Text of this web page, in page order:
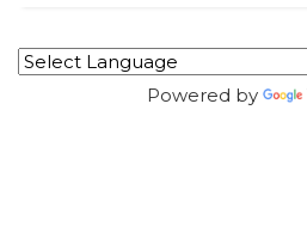
Powered by